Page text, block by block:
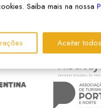
Saiba mais na nossa
Aceitar todos